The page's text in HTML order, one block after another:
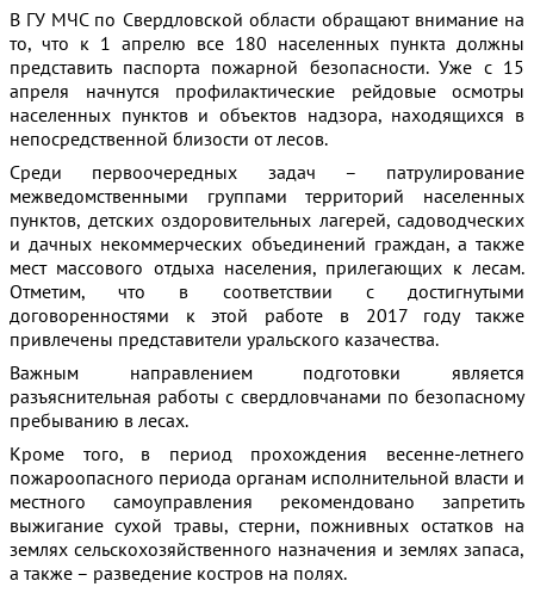
В ГУ МЧС по Свердловской области обращают внимание на
то, что к 1 апрелю все 180 населенных пункта должны
представить паспорта пожарной безопасности. Уже с 15
апреля начнутся профилактические рейдовые осмотры
населенных пунктов и объектов надзора, находящихся в
непосредственной близости от лесов.
Среди первоочередных задач – патрулирование
межведомственными группами территорий населенных
пунктов, детских оздоровительных лагерей, садоводческих
и дачных некоммерческих объединений граждан, а также
мест массового отдыха населения, прилегающих к лесам.
Отметим, что в соответствии с достигнутыми
договоренностями к этой работе в 2017 году также
привлечены представители уральского казачества.
Важным направлением подготовки является
разъяснительная работы с свердловчанами по безопасному
пребыванию в лесах.
Кроме того, в период прохождения весенне-летнего
пожароопасного периода органам исполнительной власти и
местного самоуправления рекомендовано запретить
выжигание сухой травы, стерни, пожнивных остатков на
землях сельскохозяйственного назначения и землях запаса,
а также – разведение костров на полях.